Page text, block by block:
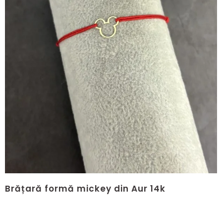
Brățară formă mickey din Aur 14k